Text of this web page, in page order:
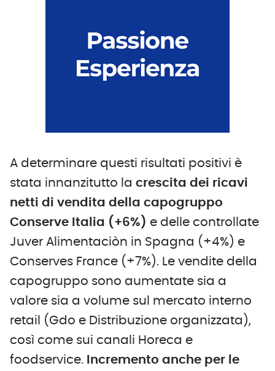
A determinare questi risultati positivi è
stata innanzitutto la crescita dei ricavi
netti di vendita della capogruppo
Conserve Italia (+6%) e delle controllate
Juver Alimentaciòn in Spagna (+4%) e
Conserves France (+7%). Le vendite della
capogruppo sono aumentate sia a
valore sia a volume sul mercato interno
retail (Gdo e Distribuzione organizzata),
così come sui canali Horeca e
foodservice. Incremento anche per le